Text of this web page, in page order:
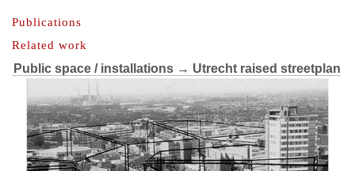
Publications
Related work
Public space / installations → Utrecht raised streetplan